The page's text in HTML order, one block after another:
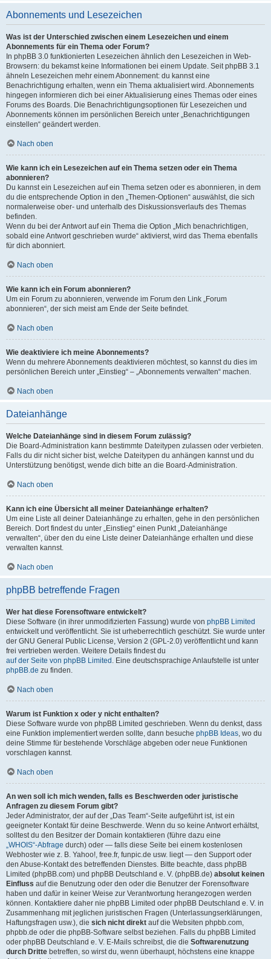
Abonnements und Lesezeichen
Was ist der Unterschied zwischen einem Lesezeichen und einem
Abonnements für ein Thema oder Forum?
In phpBB 3.0 funktionierten Lesezeichen ähnlich den Lesezeichen in Web-
Browsern: du bekamst keine Informationen bei einem Update. Seit phpBB 3.1
ähneln Lesezeichen mehr einem Abonnement: du kannst eine
Benachrichtigung erhalten, wenn ein Thema aktualisiert wird. Abonnements
hingegen informieren dich bei einer Aktualisierung eines Themas oder eines
Forums des Boards. Die Benachrichtigungsoptionen für Lesezeichen und
Abonnements können im persönlichen Bereich unter „Benachrichtigungen
einstellen“ geändert werden.
Nach oben
Wie kann ich ein Lesezeichen auf ein Thema setzen oder ein Thema
abonnieren?
Du kannst ein Lesezeichen auf ein Thema setzen oder es abonnieren, in dem
du die entsprechende Option in den „Themen-Optionen“ auswählst, die sich
normalerweise ober- und unterhalb des Diskussionsverlaufs des Themas
befinden.
Wenn du bei der Antwort auf ein Thema die Option „Mich benachrichtigen,
sobald eine Antwort geschrieben wurde“ aktivierst, wird das Thema ebenfalls
für dich abonniert.
Nach oben
Wie kann ich ein Forum abonnieren?
Um ein Forum zu abonnieren, verwende im Forum den Link „Forum
abonnieren“, der sich meist am Ende der Seite befindet.
Nach oben
Wie deaktiviere ich meine Abonnements?
Wenn du mehrere Abonnements deaktivieren möchtest, so kannst du dies im
persönlichen Bereich unter „Einstieg“ – „Abonnements verwalten“ machen.
Nach oben
Dateianhänge
Welche Dateianhänge sind in diesem Forum zulässig?
Die Board-Administration kann bestimmte Dateitypen zulassen oder verbieten.
Falls du dir nicht sicher bist, welche Dateitypen du anhängen kannst und du
Unterstützung benötigst, wende dich bitte an die Board-Administration.
Nach oben
Kann ich eine Übersicht all meiner Dateianhänge erhalten?
Um eine Liste all deiner Dateianhänge zu erhalten, gehe in den persönlichen
Bereich. Dort findest du unter „Einstieg“ einen Punkt „Dateianhänge
verwalten“, über den du eine Liste deiner Dateianhänge erhalten und diese
verwalten kannst.
Nach oben
phpBB betreffende Fragen
Wer hat diese Forensoftware entwickelt?
Diese Software (in ihrer unmodifizierten Fassung) wurde von phpBB Limited
entwickelt und veröffentlicht. Sie ist urheberrechtlich geschützt. Sie wurde unter
der GNU General Public License, Version 2 (GPL-2.0) veröffentlicht und kann
frei vertrieben werden. Weitere Details findest du
auf der Seite von phpBB Limited . Eine deutschsprachige Anlaufstelle ist unter
phpBB.de zu finden.
Nach oben
Warum ist Funktion x oder y nicht enthalten?
Diese Software wurde von phpBB Limited geschrieben. Wenn du denkst, dass
eine Funktion implementiert werden sollte, dann besuche phpBB Ideas, wo du
deine Stimme für bestehende Vorschläge abgeben oder neue Funktionen
vorschlagen kannst.
Nach oben
An wen soll ich mich wenden, falls es Beschwerden oder juristische
Anfragen zu diesem Forum gibt?
Jeder Administrator, der auf der „Das Team“-Seite aufgeführt ist, ist ein
geeigneter Kontakt für deine Beschwerde. Wenn du so keine Antwort erhältst,
solltest du den Besitzer der Domain kontaktieren (führe dazu eine
„WHOIS“-Abfrage durch) oder — falls diese Seite bei einem kostenlosen
Webhoster wie z. B. Yahoo!, free.fr, funpic.de usw. liegt — den Support oder
den Abuse-Kontakt des betreffenden Dienstes. Bitte beachte, dass phpBB
Limited (phpBB.com) und phpBB Deutschland e. V. (phpBB.de) absolut keinen
Einfluss auf die Benutzung oder den oder die Benutzer der Forensoftware
haben und dafür in keiner Weise zur Verantwortung herangezogen werden
können. Kontaktiere daher nie phpBB Limited oder phpBB Deutschland e. V. in
Zusammenhang mit jeglichen juristischen Fragen (Unterlassungserklärungen,
Haftungsfragen usw.), die sich nicht direkt auf die Websiten phpbb.com,
phpbb.de oder die phpBB-Software selbst beziehen. Falls du phpBB Limited
oder phpBB Deutschland e. V. E-Mails schreibst, die die Softwarenutzung
durch Dritte betreffen, so wirst du, wenn überhaupt, höchstens eine knappe